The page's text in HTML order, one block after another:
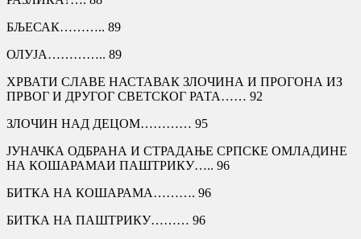
БЉЕСАК……….. 89
ОЛУЈА………….. 89
ХРВАТИ СЛАВЕ НАСТАВАК ЗЛОЧИНА И ПРОГОНА ИЗ
ПРВОГ И ДРУГОГ СВЕТСКОГ РАТА…… 92
ЗЛОЧИН НАД ДЕЦОМ………… 95
ЈУНАЧКА ОДБРАНА И СТРАДАЊЕ СРПСКЕ ОМЛАДИНЕ
НА КОШАРАМАИ ПАШТРИКУ….. 96
БИТКА НА КОШАРАМА………. 96
БИТКА НА ПАШТРИКУ……… 96